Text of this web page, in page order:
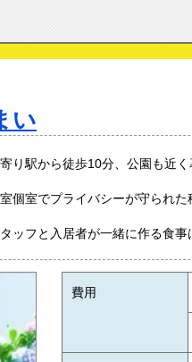
い
り駅から徒歩10分、公園も近
個室でプライバシーが守られ
ッフと入居者が一緒に作る食
費用